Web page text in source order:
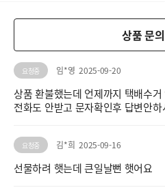
상품 문
요청중 임*영 2025-09-20
상품 환불했는데 언제까지 택배수
전화도 안받고 문자확인후 답변안
요청중 김*희 2025-09-16
선물하려 햇는데 큰일날뻔 햇어요